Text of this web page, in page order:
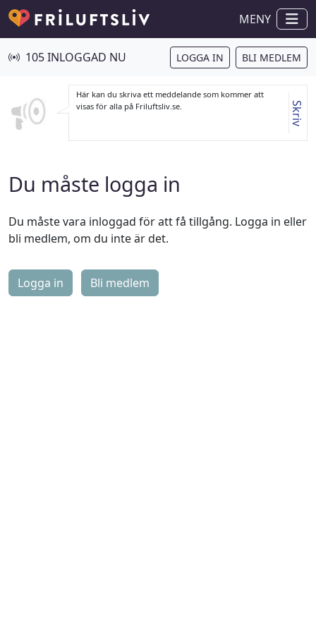
MENY
105 INLOGGAD NU LOGGA IN BLI MEDLEM
Här kan du skriva ett meddelande som kommer att
visas för alla på Friluftsliv.se.
Skriv
Du måste logga in
Du måste vara inloggad för att få tillgång. Logga in eller
bli medlem, om du inte är det.
Logga in